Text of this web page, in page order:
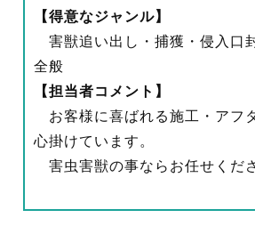
【得意なジャンル】
害獣追い出し・捕獲・侵入口
全般
【担当者コメント】
お客様に喜ばれる施工・アフ
心掛けています。
害虫害獣の事ならお任せくだ